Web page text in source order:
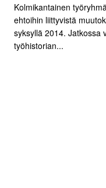
Kolmikantainen
ehtoihin liittyvistä
syksyllä 2014. Jatkossa
työhistorian...